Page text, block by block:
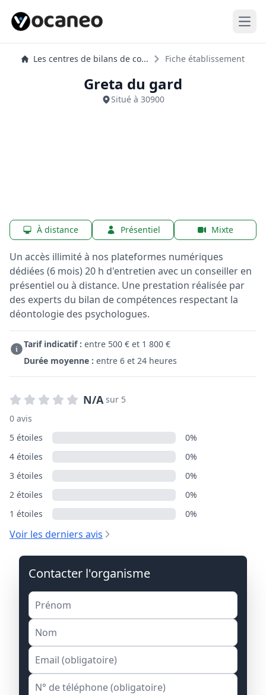
Les centres de bilans de co... Fiche établissement
Greta du gard
Situé à 30900
À distance Présentiel Mixte
Un accès illimité à nos plateformes numériques
dédiées (6 mois) 20 h d'entretien avec un conseiller en
présentiel ou à distance. Une prestation réalisée par
des experts du bilan de compétences respectant la
déontologie des psychologues.
Tarif indicatif : entre 500 € et 1 800 €
Durée moyenne : entre 6 et 24 heures
N/A sur 5
0 avis
5 étoiles
0%
4 étoiles
0%
3 étoiles
0%
2 étoiles
0%
1 étoiles
0%
Voir les derniers avis
Contacter l'organisme